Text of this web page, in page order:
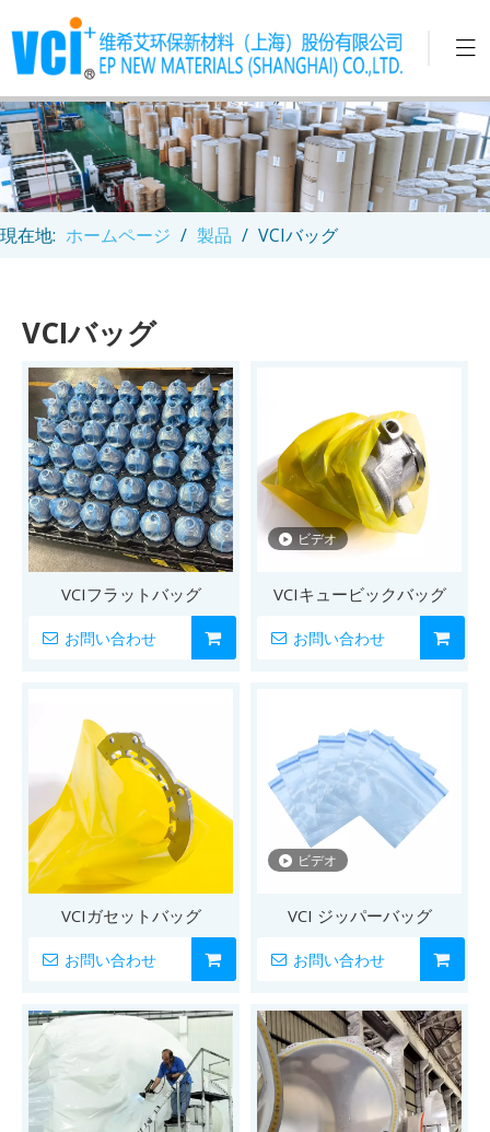
現在地: ホームページ / 製品 / VCIバッグ
VCIバッグ
VCIフラットバッグ
お問い合わせ
ビデオ
VCIキュービックバッグ
お問い合わせ
VCIガセットバッグ
お問い合わせ
ビデオ
VCI ジッパーバッグ
お問い合わせ